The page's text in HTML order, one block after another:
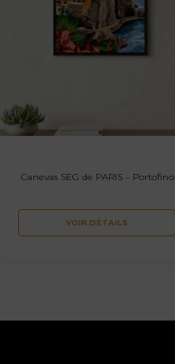
Canevas SEG de PARIS – Portofino
VOIR DÉTAILS